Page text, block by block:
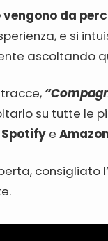
da
e si
ascoltando
su tutte le
Spotify e Amazon
consigliato